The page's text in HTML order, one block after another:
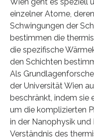
einzelner Atome,
Schwingungen der
bestimmen die
die spezifische
den Schichten
Als
der Universität Wien
beschränkt, indem sie
um die komplizierten
in der Nanophysik
Verständnis des